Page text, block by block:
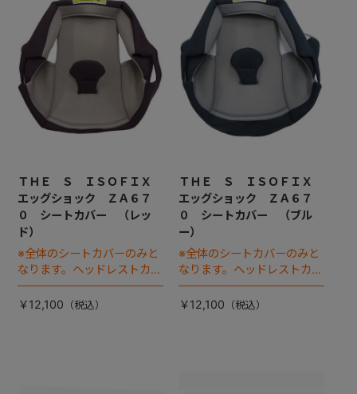
ＴＨＥ Ｓ ＩＳＯＦＩＸ
エッグショック ＺＡ６７
０ シートカバー （レッ
ド）
※全体のシートカバーのみと
なります。ヘッドレストカバ
ーは別売りです。
￥12,100
ＴＨＥ Ｓ ＩＳＯＦＩＸ
エッグショック ＺＡ６７
０ シートカバー （ブル
ー）
※全体のシートカバーのみと
なります。ヘッドレストカバ
ーは別売りです。
￥12,100